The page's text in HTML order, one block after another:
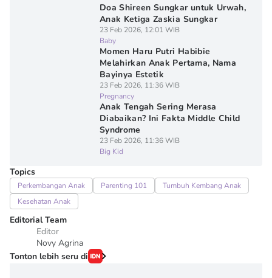
Doa Shireen Sungkar untuk Urwah,
Anak Ketiga Zaskia Sungkar
23 Feb 2026, 12:01 WIB
Baby
Momen Haru Putri Habibie
Melahirkan Anak Pertama, Nama
Bayinya Estetik
23 Feb 2026, 11:36 WIB
Pregnancy
Anak Tengah Sering Merasa
Diabaikan? Ini Fakta Middle Child
Syndrome
23 Feb 2026, 11:36 WIB
Big Kid
Topics
Perkembangan Anak Parenting 101
Tumbuh Kembang Anak
Kesehatan Anak
Editorial Team
Editor
Novy Agrina
Tonton lebih seru di